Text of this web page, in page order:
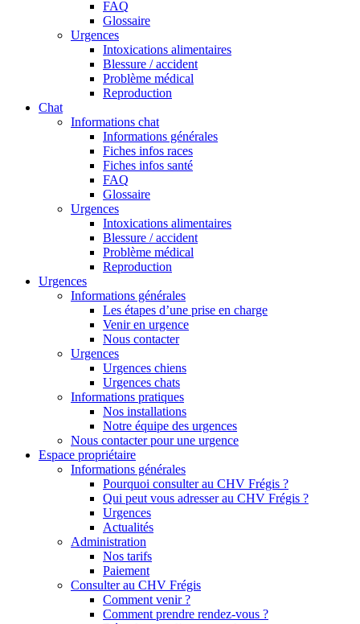
FAQ
Glossaire
Urgences
Intoxications alimentaires
Blessure / accident
Problème médical
Reproduction
Chat
Informations chat
Informations générales
Fiches infos races
Fiches infos santé
FAQ
Glossaire
Urgences
Intoxications alimentaires
Blessure / accident
Problème médical
Reproduction
Urgences
Informations générales
Les étapes d’une prise en charge
Venir en urgence
Nous contacter
Urgences
Urgences chiens
Urgences chats
Informations pratiques
Nos installations
Notre équipe des urgences
Nous contacter pour une urgence
Espace propriétaire
Informations générales
Pourquoi consulter au CHV Frégis ?
Qui peut vous adresser au CHV Frégis ?
Urgences
Actualités
Administration
Nos tarifs
Paiement
Consulter au CHV Frégis
Comment venir ?
Comment prendre rendez-vous ?